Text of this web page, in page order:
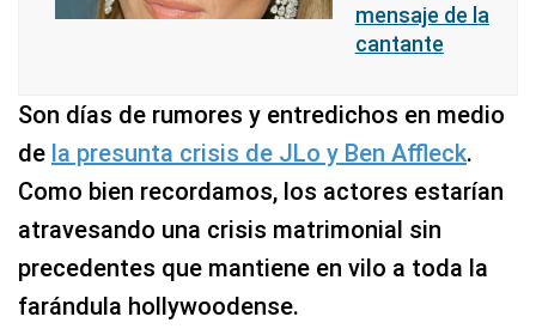
mensaje de la
cantante
Son días de rumores y entredichos en medio
de la presunta crisis de JLo y Ben Affleck.
Como bien recordamos, los actores estarían
atravesando una crisis matrimonial sin
precedentes que mantiene en vilo a toda la
farándula hollywoodense.